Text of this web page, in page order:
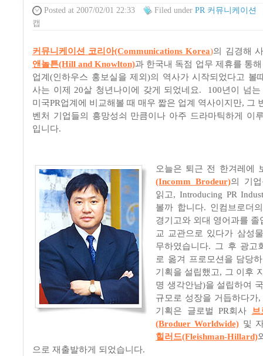
Posted at 2007/02/01 22:33 Filedunder PR 커뮤니케이션
캡
커뮤니케이션 코리아(Communications Korea)의 김경해
앤놀튼(Hill and Knowlton)과 한국내 독점 업무 제휴를 통
업계(인하우스 홍보실을 제외)의 역사가 시작되었다고 볼
사는 이제 20살 청년나이에 갖게 되었네요. 100년이 넘
미국PR업계에 비교해볼 때 매우 짧은 업계 역사이지만, 그
벤처 기업들의 흥망성쇠 만큼이나 아주 드라마틱하게 이
입니다.
오늘은 퇴근 전 한겨레에
(Incomm Brodeur)의 기
읽고, Introducing PR
볼까 합니다. 인컴브로더
경기고와 외대 영어과를
교 교관으로 있다가 삼성
무하였습니다. 그 후 광고
로 옮겨 프로모션을 담당
기획을 설립했고, 그 이후
명 생각안남)을 설립하여
규모로 성장을 거듭하다가
기획은 글로벌 PR회사
(Broduer Worldwide) 및
힐러드(Fleishman-Hillard)
으로 재출발하게 되었습니다.